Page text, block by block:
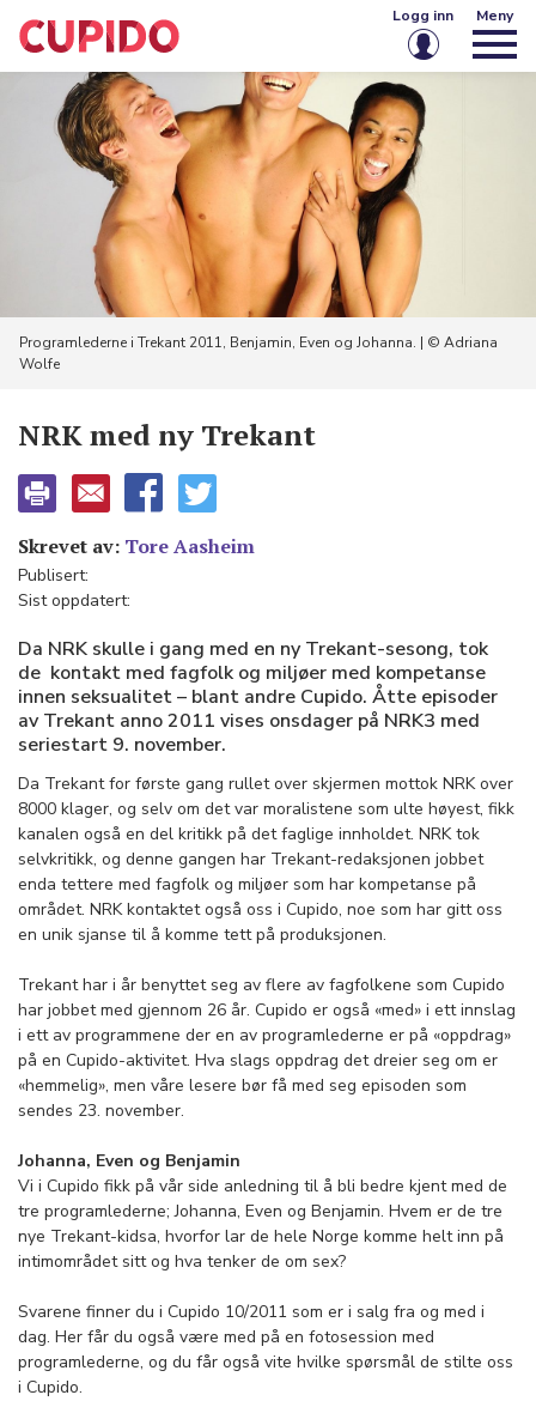
Logg inn
E-post eller brukernavn
Passord
Husk meg på denne enheten
Meny
Programlederne i Trekant 2011, Benjamin, Even og Johanna. | © Adriana
Wolfe
NRK med ny Trekant
Skrevet av: Tore Aasheim
Publisert:
Sist oppdatert:
Da NRK skulle i gang med en ny Trekant-sesong, tok
de kontakt med fagfolk og miljøer med kompetanse
innen seksualitet – blant andre Cupido. Åtte episoder
av Trekant anno 2011 vises onsdager på NRK3 med
seriestart 9. november.
Da Trekant for første gang rullet over skjermen mottok NRK over
8000 klager, og selv om det var moralistene som ulte høyest, fikk
kanalen også en del kritikk på det faglige innholdet. NRK tok
selvkritikk, og denne gangen har Trekant-redaksjonen jobbet
enda tettere med fagfolk og miljøer som har kompetanse på
området. NRK kontaktet også oss i Cupido, noe som har gitt oss
en unik sjanse til å komme tett på produksjonen.
Trekant har i år benyttet seg av flere av fagfolkene som Cupido
har jobbet med gjennom 26 år. Cupido er også «med» i ett innslag
i ett av programmene der en av programlederne er på «oppdrag»
på en Cupido-aktivitet. Hva slags oppdrag det dreier seg om er
«hemmelig», men våre lesere bør få med seg episoden som
sendes 23. november.
Johanna, Even og Benjamin
Vi i Cupido fikk på vår side anledning til å bli bedre kjent med de
tre programlederne; Johanna, Even og Benjamin. Hvem er de tre
nye Trekant-kidsa, hvorfor lar de hele Norge komme helt inn på
intimområdet sitt og hva tenker de om sex?
Svarene finner du i Cupido 10/2011 som er i salg fra og med i
dag. Her får du også være med på en fotosession med
programlederne, og du får også vite hvilke spørsmål de stilte oss
i Cupido.